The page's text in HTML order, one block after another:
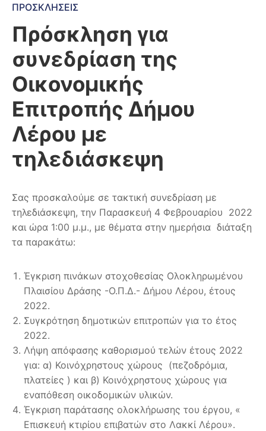
ΠΡΟΣΚΛΗΣΕΙΣ
Πρόσκληση για
συνεδρίαση της
Οικονομικής
Επιτροπής Δήμου
Λέρου με
τηλεδιάσκεψη
Σας προσκαλούμε σε τακτική συνεδρίαση με
τηλεδιάσκεψη, την Παρασκευή 4 Φεβρουαρίου 2022
και ώρα 1:00 μ.μ., με θέματα στην ημερήσια διάταξη
τα παρακάτω:
Έγκριση πινάκων στοχοθεσίας Ολοκληρωμένου
Πλαισίου Δράσης -Ο.Π.Δ.- Δήμου Λέρου, έτους
2022.
Συγκρότηση δημοτικών επιτροπών για το έτος
2022.
Λήψη απόφασης καθορισμού τελών έτους 2022
για: α) Κοινόχρηστους χώρους (πεζοδρόμια,
πλατείες ) και β) Κοινόχρηστους χώρους για
εναπόθεση οικοδομικών υλικών.
Έγκριση παράτασης ολοκλήρωσης του έργου, «
Επισκευή κτιρίου επιβατών στο Λακκί Λέρου».